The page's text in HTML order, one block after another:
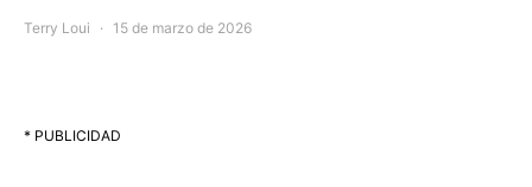
Terry Loui 15 de marzo de 2026
* PUBLICIDAD